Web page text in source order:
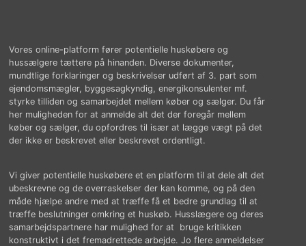
Vores online-platform fører potentielle huskøbere og
hussælgere tættere på hinanden. Diverse dokumenter,
mundtlige forklaringer og beskrivelser udført af 3. part som
ejendomsmægler, byggesagkyndig, energikonsulenter mf.
styrke tilliden og samarbejdet mellem køber og sælger. Du får
her muligheden for at anmelde alt det der foregår mellem
køber og sælger, du opfordres til især at lægge vægt på det
der ikke er beskrevet eller beskrevet ordentligt.
Vi giver potentielle huskøbere et en platform til at dele alt det
ubeskrevne og de overraskelser der kan komme, og på den
måde hjælpe andre med at træffe få et bedre grundlag til at
træffe beslutninger omkring et huskøb. Husslægere og deres
samarbejdspartnere har mulighed for at bruge kritikken
konstruktivt i det fremadrettede arbejde. Jo flere anmeldelser